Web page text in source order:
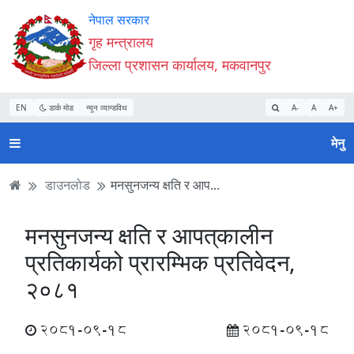
Accessibility
Mode
सुरु
गर्नुहोस्
सामाग्री
पढ्नुहाेस्
नेभिगेसन
पढ्नुहाेस्
वेबसाइट
खोजमा
जानुहोस्
नेपाल सरकार
गृह मन्त्रालय
जिल्ला प्रशासन कार्यालय, मकवानपुर
EN डार्क मोड न्यून व्यान्डविथ A- A A+
मेनु
डाउनलोड मनसुनजन्य क्षति र आप...
मनसुनजन्य क्षति र आपत्‌कालीन
प्रतिकार्यको प्रारम्भिक प्रतिवेदन,
२०८१
2081-09-18 2081-09-18